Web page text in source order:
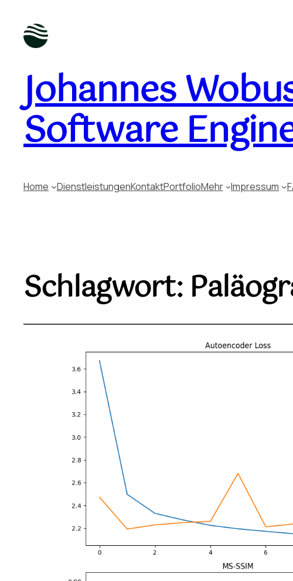
Johannes
Software
Home DienstleistungenKontaktPortfolioMehr Impressum
Schlagwort: